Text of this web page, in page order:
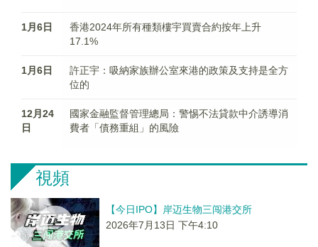
1月6日
香港2024年所有種類樓宇買賣合約按年上升
17.1%
1月6日
許正宇：吸納家族辦公室來港的政策及支持是全方
位的
12月24
日
國家金融監督管理總局：警惕不法貸款中介誘導消
費者「債務重組」的風險
視頻
【今日IPO】岸迈生物三闯港交所
2026年7月13日 下午4:10